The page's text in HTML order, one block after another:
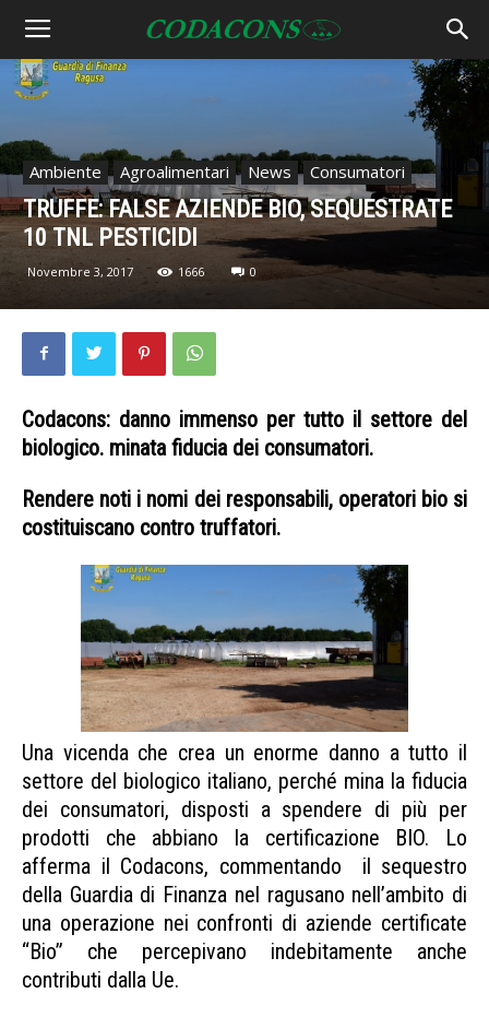
Ambiente Agroalimentari News Consumatori
TRUFFE: FALSE AZIENDE BIO, SEQUESTRATE
10 TNL PESTICIDI
Novembre 3, 2017 1666 0
Codacons: danno immenso per tutto il settore del
biologico. minata fiducia dei consumatori.
Rendere noti i nomi dei responsabili, operatori bio si
costituiscano contro truffatori.
Una vicenda che crea un enorme danno a tutto il
settore del biologico italiano, perché mina la fiducia
dei consumatori, disposti a spendere di più per
prodotti che abbiano la certificazione BIO. Lo
afferma il Codacons, commentando il sequestro
della Guardia di Finanza nel ragusano nell’ambito di
una operazione nei confronti di aziende certificate
“Bio” che percepivano indebitamente anche
contributi dalla Ue.